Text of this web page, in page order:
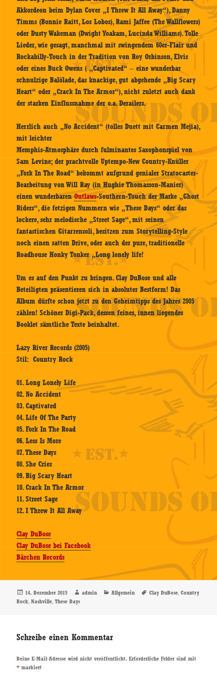
Akkordeon beim Dylan Cover „I Threw It All Away“), Danny
Timms (Bonnie Raitt, Los Lobos), Rami Jaffee (The Wallflowers)
oder Dusty Wakeman (Dwight Yoakam, Lucinda Williams). Tolle
Lieder, wie gesagt, manchmal mit swingendem 60er-Flair und
Rockabilly-Touch in der Tradition von Roy Orbinson, Elvis
oder eines Buck Owens ( „Captivated“ – eine wunderbar
schnulzige Balölade, das knackige, gut abgehende „Big Scary
Heart“ oder „Crack In The Armor“), nicht zuletzt auch dank
der starken Einflussnahme der o.a. Derailers.
Herrlich auch „No Accident“ (tolles Duett mit Carmen Mejia),
mit leichter
Memphis-Atmosphäre durch fulminantes Saxophonspiel von
Sam Levine; der prachtvolle Uptempo-New Country-Knüller
„Fork In The Road“ bekommt aufgrund genialer Stratocaster-
Bearbeitung von Will Ray (in Hughie Thomasson-Manier)
einen wunderbarenOutlaws-Southern-Touch der Marke „Ghost
Riders“, die fetzigen Nummern wie „These Days“ oder das
lockere, sehr melodische „Street Sage“, mit seinen
fantastischen Gitarrensoli, besitzen zum Storytelling-Style
noch einen satten Drive, oder auch der pure, traditionelle
Roadhouse Honky Tonker „Long lonely life!
Um es auf den Punkt zu bringen. Clay DuBose und alle
Beteiligten präsentieren sich in absoluter Bestform! Das
Album dürfte schon jetzt zu den Geheimtipps des Jahres 2005
zählen! Schöner Digi-Pack, dessen feines, innen liegendes
Booklet sämtliche Texte beinhaltet.
Lazy River Records (2005)
Stil: Country Rock
01. Long Lonely Life
02. No Accident
03. Captivated
04. Life Of The Party
05. Fork In The Road
06. Less Is More
07. These Days
08. She Cries
09. Big Scary Heart
10. Crack In The Armor
11. Street Sage
12. I Threw It All Away
Clay DuBose
Clay DuBose bei Facebook
Bärchen Records
Veröffentlicht
am
14. Dezember 2015 Autor
admin Kategorien
Allgemein Schlagwörter
Clay DuBose,Country
Rock,Nashville,These Days
Schreibe einen Kommentar
Deine E-Mail-Adresse wird nicht veröffentlicht. Erforderliche Felder sind mit
* markiert